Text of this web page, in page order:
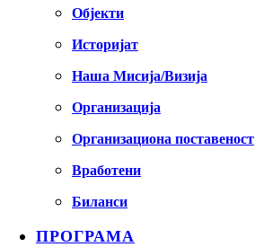
Објекти
Историјат
Наша Мисија/Визија
Организација
Организациона поставеност
Вработени
Биланси
ПРОГРАМА